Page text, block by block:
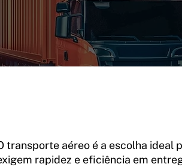
transporte aéreo é a escolha ideal
rapidez e eficiência em